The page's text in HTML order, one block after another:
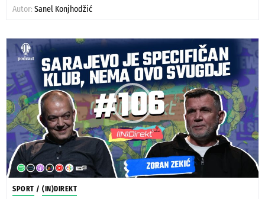
Autor: Sanel Konjhodžić
SPORT / (IN)DIREKT